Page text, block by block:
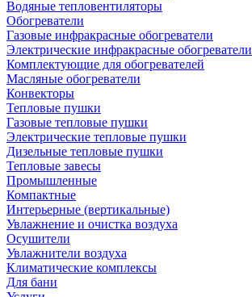
Водяные тепловентиляторы
Обогреватели
Газовые инфракрасные обогреватели
Электрические инфракрасные обогреватели
Комплектующие для обогревателей
Масляные обогреватели
Конвекторы
Тепловые пушки
Газовые тепловые пушки
Электрические тепловые пушки
Дизельные тепловые пушки
Тепловые завесы
Промышленные
Компактные
Интерьерные (вертикальные)
Увлажнение и очистка воздуха
Осушители
Увлажнители воздуха
Климатические комплексы
Для бани